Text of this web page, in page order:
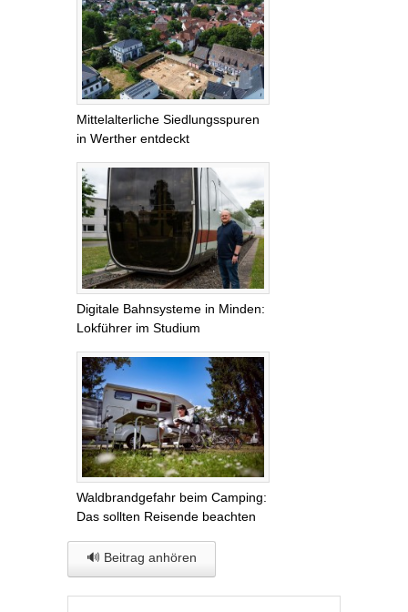
Mittelalterliche Siedlungsspuren
in Werther entdeckt
Digitale Bahnsysteme in Minden:
Lokführer im Studium
Waldbrandgefahr beim Camping:
Das sollten Reisende beachten
🔊 Beitrag anhören